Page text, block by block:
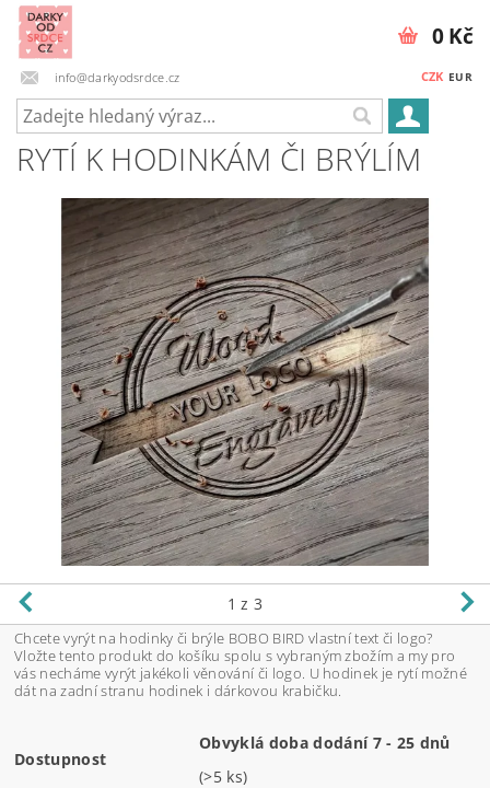
info@darkyodsrdce.cz CZK EUR
0 Kč
RYTÍ K HODINKÁM ČI BRÝLÍM
1 z 3
Chcete vyrýt na hodinky či brýle BOBO BIRD vlastní text či logo?
Vložte tento produkt do košíku spolu s vybraným zbožím a my pro
vás necháme vyrýt jakékoli věnování či logo. U hodinek je rytí možné
dát na zadní stranu hodinek i dárkovou krabičku.
Dostupnost
Obvyklá doba dodání 7 - 25 dnů
(>5 ks)